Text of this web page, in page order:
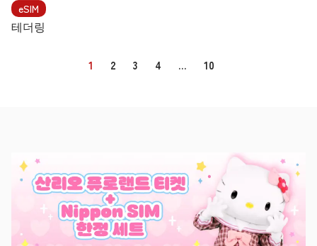
eSIM
테더링
1 2 3 4 … 10